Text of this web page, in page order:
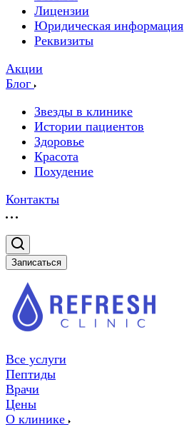
Лицензии
Юридическая информация
Реквизиты
Акции
Блог
Звезды в клинике
Истории пациентов
Здоровье
Красота
Похудение
Контакты
Записаться
Все услуги
Пептиды
Врачи
Цены
О клинике